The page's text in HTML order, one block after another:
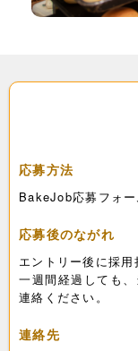
応募方法
BakeJob応募フォー
応募後のながれ
エントリー後に採用
一週間経過しても
連絡ください。
連絡先